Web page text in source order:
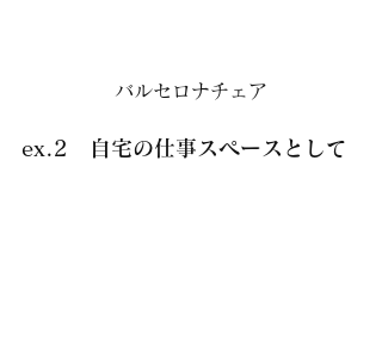
バルセロナチェア
ex.2　自宅の仕事スペースとして